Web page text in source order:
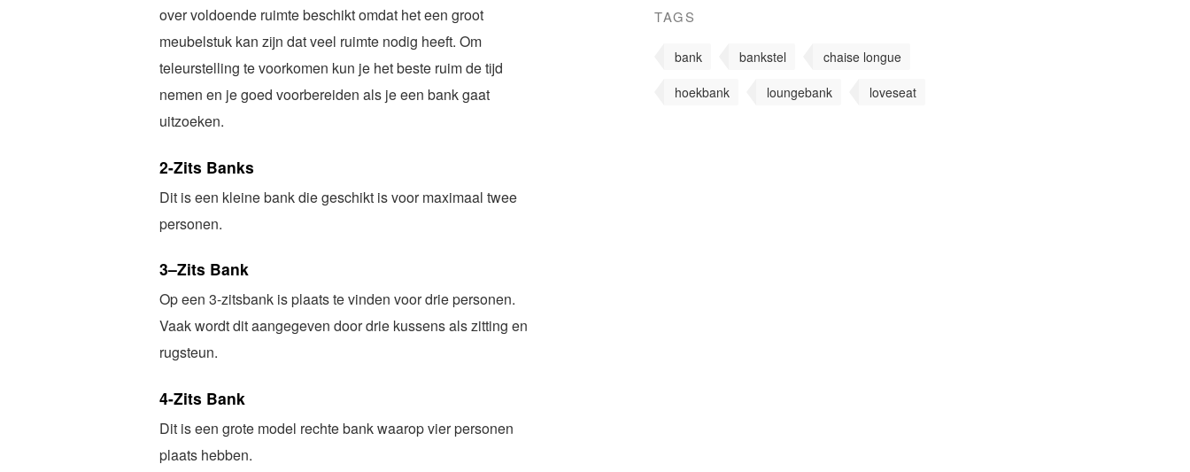
over voldoende ruimte beschikt omdat het een groot
meubelstuk kan zijn dat veel ruimte nodig heeft. Om
teleurstelling te voorkomen kun je het beste ruim de tijd
nemen en je goed voorbereiden als je een bank gaat
uitzoeken.
2-Zits Banks
Dit is een kleine bank die geschikt is voor maximaal twee
personen.
3–Zits Bank
Op een 3-zitsbank is plaats te vinden voor drie personen.
Vaak wordt dit aangegeven door drie kussens als zitting en
rugsteun.
4-Zits Bank
Dit is een grote model rechte bank waarop vier personen
plaats hebben.
TAGS
bank bankstel
chaise longue
hoekbank
loungebank loveseat